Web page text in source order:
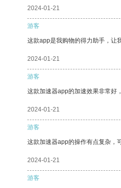
2024-01-21
游客
这款app是我购物的得力助手，让
2024-01-21
游客
这款加速器app的加速效果非常好
2024-01-21
游客
这款加速器app的操作有点复杂，
2024-01-21
游客